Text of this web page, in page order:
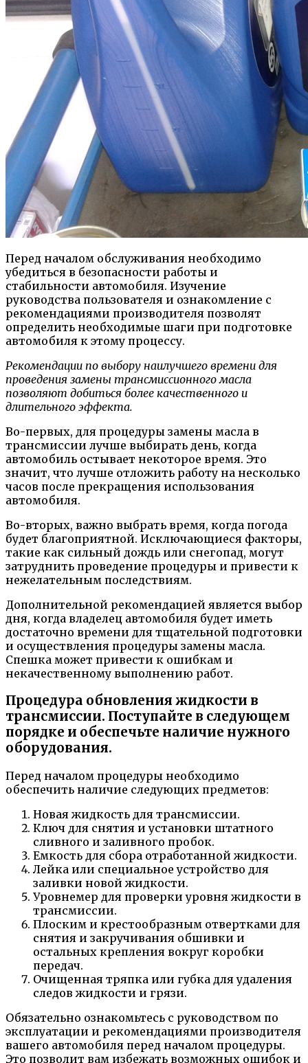
Перед началом обслуживания необходимо
убедиться в безопасности работы и
стабильности автомобиля. Изучение
руководства пользователя и ознакомление с
рекомендациями производителя позволят
определить необходимые шаги при подготовке
автомобиля к этому процессу.
Рекомендации по выбору наилучшего времени для
проведения замены трансмиссионного масла
позволяют добиться более качественного и
длительного эффекта.
Во-первых, для процедуры замены масла в
трансмиссии лучше выбирать день, когда
автомобиль остывает некоторое время. Это
значит, что лучше отложить работу на несколько
часов после прекращения использования
автомобиля.
Во-вторых, важно выбрать время, когда погода
будет благоприятной. Исключающиеся факторы,
такие как сильный дождь или снегопад, могут
затруднить проведение процедуры и привести к
нежелательным последствиям.
Дополнительной рекомендацией является выбор
дня, когда владелец автомобиля будет иметь
достаточно времени для тщательной подготовки
и осуществления процедуры замены масла.
Спешка может привести к ошибкам и
некачественному выполнению работ.
Процедура обновления жидкости в
трансмиссии. Поступайте в следующем
порядке и обеспечьте наличие нужного
оборудования.
Перед началом процедуры необходимо
обеспечить наличие следующих предметов:
Новая жидкость для трансмиссии.
Ключ для снятия и установки штатного
сливного и заливного пробок.
Емкость для сбора отработанной жидкости.
Лейка или специальное устройство для
заливки новой жидкости.
Уровнемер для проверки уровня жидкости в
трансмиссии.
Плоским и крестообразным отвертками для
снятия и закручивания обшивки и
остальных крепления вокруг коробки
передач.
Очищенная тряпка или губка для удаления
следов жидкости и грязи.
Обязательно ознакомьтесь с руководством по
эксплуатации и рекомендациями производителя
вашего автомобиля перед началом процедуры.
Это позволит вам избежать возможных ошибок и